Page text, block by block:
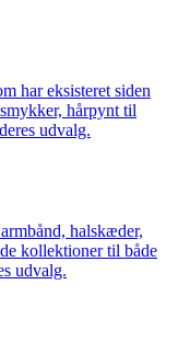
har eksisteret siden
hårpynt til
udvalg.
halskæder,
kollektioner til både
udvalg.